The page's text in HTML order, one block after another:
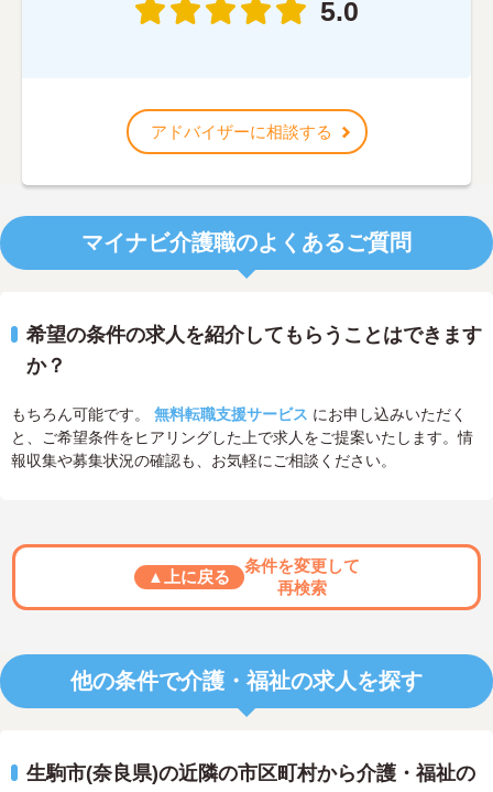
5.0
アドバイザーに相談する
マイナビ介護職のよくあるご質問
希望の条件の求人を紹介してもらうことはできます
か？
もちろん可能です。 無料転職支援サービス にお申し込みいただく
と、ご希望条件をヒアリングした上で求人をご提案いたします。情
報収集や募集状況の確認も、お気軽にご相談ください。
▲上に戻る
条件を変更して
再検索
他の条件で介護・福祉の求人を探す
生駒市(奈良県)の近隣の市区町村から介護・福祉の